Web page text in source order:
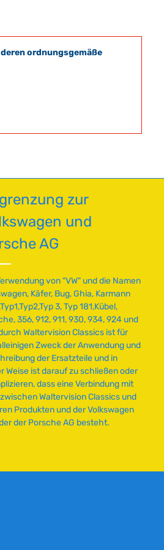
ordnungsgemäße
zur
und
AG
von "VW" und die Namen
Käfer, Bug, Ghia, Karmann
3, Typ 181,Kübel,
356, 912, 911, 930, 934, 924 und
Waltervision Classics ist für
Zweck der Anwendung und
der Ersatzteile und in
Weise ist darauf zu schließen oder
dass eine Verbindung mit
Waltervision Classics und
Produkten und der Volkswagen
der Porsche AG besteht.